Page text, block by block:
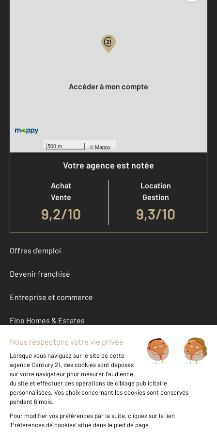
500 m ©Mappy
Accéder à mon compte
Votre agence est notée
Achat
Vente
9,2/10
Location
Gestion
9,3/10
Offres d'emploi
Devenir franchisé
Entreprise et commerce
Fine Homes & Estates
À propos
International
Nous contacter